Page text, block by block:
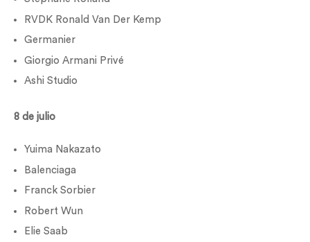
RVDK Ronald Van Der Kemp
Germanier
Giorgio Armani Privé
Ashi Studio
8 de julio
Yuima Nakazato
Balenciaga
Franck Sorbier
Robert Wun
Elie Saab